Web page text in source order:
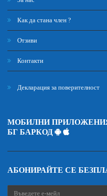
Как да стана член ?
Отзиви
Контакти
Декларация за поверителност
МОБИЛНИ
БГ БАРКОД
АБОНИРАЙТЕ СЕ